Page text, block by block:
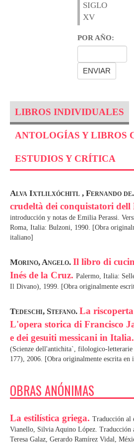
SIGLO
XV
POR AÑO:
LIBROS INDIVIDUALES
ANTOLOGÍAS Y LIBROS
ESTUDIOS Y CRÍTICA
Alva Ixtlilxóchitl , Fernando de.
crudeltà dei conquistatori dell
introducción y notas de Emilia Perassi.
Roma, Italia: Bulzoni, 1990. [Obra
italiano]
Morino, Angelo. Il libro di
Inés de la Cruz. Palermo, Italia:
Il Divano), 1999. [Obra originalmente
Tedeschi, Stefano. La
L'opera storica di Francisco
e dei gesuiti messicani in Italia.
(Scienze dell'antichita`, filologico-letterarie
177), 2006. [Obra originalmente escrita en
OBRAS ANÓNIMAS
La estilística griega. Traducción al
Vianello, Silvia Aquino López. Traducción
Teresa Galaz, Gerardo Ramírez Vidal,